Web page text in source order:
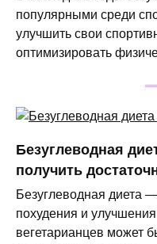
популярными среди
улучшить свои
оптимизировать
Безуглеводная
получить
Безуглеводная диета
похудения и
вегетарианцев может